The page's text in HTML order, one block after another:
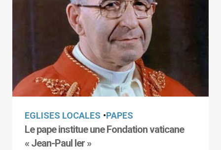
EGLISES LOCALES •PAPES
Le pape institue une Fondation vaticane
« Jean-Paul Ier »